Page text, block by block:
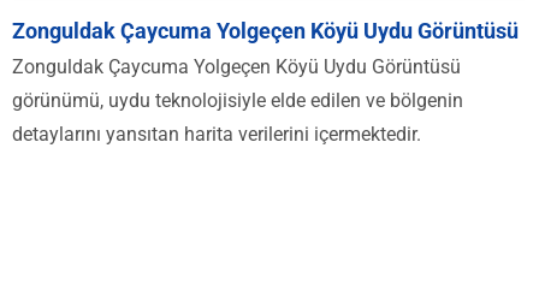
Zonguldak Çaycuma Yolgeçen Köyü Uydu Görüntüsü
Zonguldak Çaycuma Yolgeçen Köyü Uydu Görüntüsü
görünümü, uydu teknolojisiyle elde edilen ve bölgenin
detaylarını yansıtan harita verilerini içermektedir.